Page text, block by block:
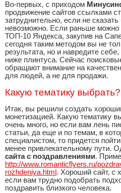
Во-первых, с приходом
продвижение сайтов ссылками
затруднительно, если не
невозможно. Если раньше можно
ТОП-10 Яндекса, закупив на
сегодня таким методом вы не
результата, но и навредите
ниже плинтуса. Сейчас
обращают внимание на
для людей, а не для продажи.
Какую тематику выбрать?
Итак, вы решили создать
монетизацией. Какую тематику
очень много, но если вам лень
статьи, да еще и по темам, в
специалистом, то придется
менее привлекательному пути.
сайта с поздравлениями.
http://www.romanticflyers.ru/
rozhdeniya.html . Хороший сайт, с
если вам трудно подобрать
поздравить близкого человека.